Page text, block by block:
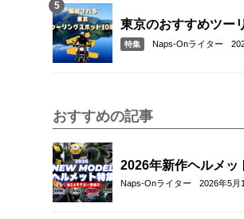
東京のおすすめツー
ポット10選
特集 Naps-Onライター
おすすめの記事
2026年新作ヘルメッ
ル一挙紹介！アラ
Naps-Onライター 2026年5月